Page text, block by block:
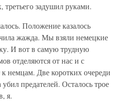
третьего задушил руками.
Положение казалось
жажда. Мы взяли немецкие
И вот в самую трудную
отделяются от нас и с
немцам. Две коротких очереди
предателей. Осталось трое
я.